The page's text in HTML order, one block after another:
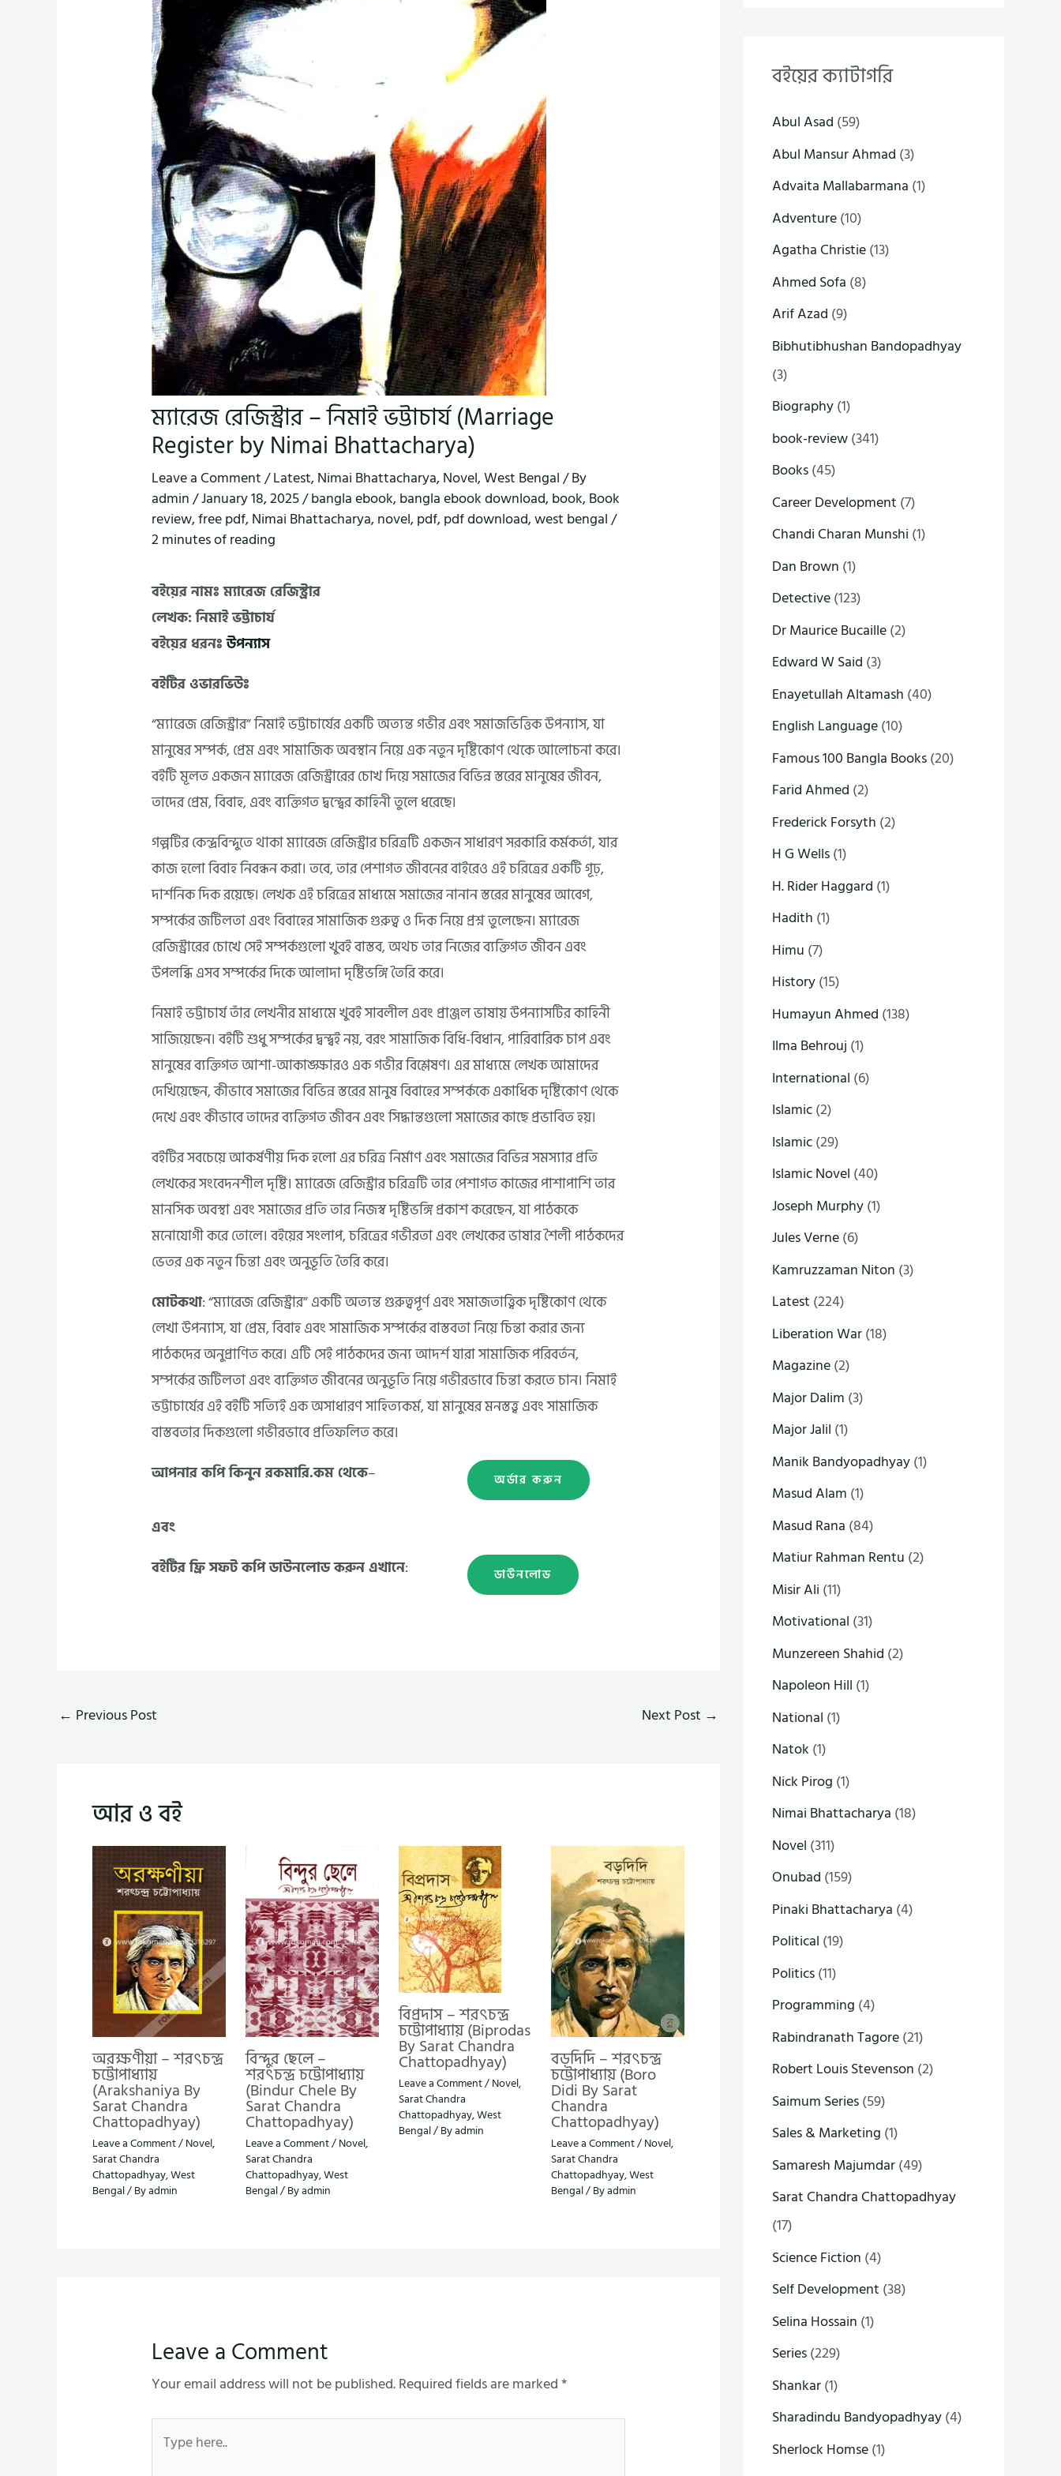
ম্যারেজ রেজিস্ট্রার – নিমাই ভট্টাচার্য (Marriage
Register by Nimai Bhattacharya)
Leave a Comment/Latest,Nimai Bhattacharya,Novel,West Bengal/ By
admin/January 18, 2025/bangla ebook,bangla ebook download,book,Book
review,free pdf,Nimai Bhattacharya,novel,pdf,pdf download,west bengal/
2 minutes of reading
বইয়ের নামঃ ম্যারেজ রেজিস্ট্রার
লেখক: নিমাই ভট্টাচার্য
বইয়ের ধরনঃউপন্যাস
বইটির ওভারভিউঃ
“ম্যারেজ রেজিস্ট্রার” নিমাই ভট্টাচার্যের একটি অত্যন্ত গভীর এবং সমাজভিত্তিক উপন্যাস, যা
মানুষের সম্পর্ক, প্রেম এবং সামাজিক অবস্থান নিয়ে এক নতুন দৃষ্টিকোণ থেকে আলোচনা করে।
বইটি মূলত একজন ম্যারেজ রেজিস্ট্রারের চোখ দিয়ে সমাজের বিভিন্ন স্তরের মানুষের জীবন,
তাদের প্রেম, বিবাহ, এবং ব্যক্তিগত দ্বন্দ্বের কাহিনী তুলে ধরেছে।
গল্পটির কেন্দ্রবিন্দুতে থাকা ম্যারেজ রেজিস্ট্রার চরিত্রটি একজন সাধারণ সরকারি কর্মকর্তা, যার
কাজ হলো বিবাহ নিবন্ধন করা। তবে, তার পেশাগত জীবনের বাইরেও এই চরিত্রের একটি গূঢ়,
দার্শনিক দিক রয়েছে। লেখক এই চরিত্রের মাধ্যমে সমাজের নানান স্তরের মানুষের আবেগ,
সম্পর্কের জটিলতা এবং বিবাহের সামাজিক গুরুত্ব ও দিক নিয়ে প্রশ্ন তুলেছেন। ম্যারেজ
রেজিস্ট্রারের চোখে সেই সম্পর্কগুলো খুবই বাস্তব, অথচ তার নিজের ব্যক্তিগত জীবন এবং
উপলব্ধি এসব সম্পর্কের দিকে আলাদা দৃষ্টিভঙ্গি তৈরি করে।
নিমাই ভট্টাচার্য তাঁর লেখনীর মাধ্যমে খুবই সাবলীল এবং প্রাঞ্জল ভাষায় উপন্যাসটির কাহিনী
সাজিয়েছেন। বইটি শুধু সম্পর্কের দ্বন্দ্বই নয়, বরং সামাজিক বিধি-বিধান, পারিবারিক চাপ এবং
মানুষের ব্যক্তিগত আশা-আকাঙ্ক্ষারও এক গভীর বিশ্লেষণ। এর মাধ্যমে লেখক আমাদের
দেখিয়েছেন, কীভাবে সমাজের বিভিন্ন স্তরের মানুষ বিবাহের সম্পর্ককে একাধিক দৃষ্টিকোণ থেকে
দেখে এবং কীভাবে তাদের ব্যক্তিগত জীবন এবং সিদ্ধান্তগুলো সমাজের কাছে প্রভাবিত হয়।
বইটির সবচেয়ে আকর্ষণীয় দিক হলো এর চরিত্র নির্মাণ এবং সমাজের বিভিন্ন সমস্যার প্রতি
লেখকের সংবেদনশীল দৃষ্টি। ম্যারেজ রেজিস্ট্রার চরিত্রটি তার পেশাগত কাজের পাশাপাশি তার
মানসিক অবস্থা এবং সমাজের প্রতি তার নিজস্ব দৃষ্টিভঙ্গি প্রকাশ করেছেন, যা পাঠককে
মনোযোগী করে তোলে। বইয়ের সংলাপ, চরিত্রের গভীরতা এবং লেখকের ভাষার শৈলী পাঠকদের
ভেতর এক নতুন চিন্তা এবং অনুভূতি তৈরি করে।
মোটকথা: “ম্যারেজ রেজিস্ট্রার” একটি অত্যন্ত গুরুত্বপূর্ণ এবং সমাজতাত্ত্বিক দৃষ্টিকোণ থেকে
লেখা উপন্যাস, যা প্রেম, বিবাহ এবং সামাজিক সম্পর্কের বাস্তবতা নিয়ে চিন্তা করার জন্য
পাঠকদের অনুপ্রাণিত করে। এটি সেই পাঠকদের জন্য আদর্শ যারা সামাজিক পরিবর্তন,
সম্পর্কের জটিলতা এবং ব্যক্তিগত জীবনের অনুভূতি নিয়ে গভীরভাবে চিন্তা করতে চান। নিমাই
ভট্টাচার্যের এই বইটি সত্যিই এক অসাধারণ সাহিত্যকর্ম, যা মানুষের মনস্তত্ত্ব এবং সামাজিক
বাস্তবতার দিকগুলো গভীরভাবে প্রতিফলিত করে।
আপনার কপি কিনুন রকমারি.কম থেকে– অর্ডার করুন
এবং
বইটির ফ্রি সফট কপি ডাউনলোড করুন এখানে: ডাউনলোড
← Previous Post Next Post →
আর ও বই
অরক্ষণীয়া – শরৎচন্দ্র
চট্টোপাধ্যায়
(Arakshaniya By
Sarat Chandra
Chattopadhyay)
Leave a Comment/Novel,
Sarat Chandra
Chattopadhyay,West
Bengal/ Byadmin
বিন্দুর ছেলে –
শরৎচন্দ্র চট্টোপাধ্যায়
(Bindur Chele By
Sarat Chandra
Chattopadhyay)
Leave a Comment/Novel,
Sarat Chandra
Chattopadhyay,West
Bengal/ Byadmin
বিপ্রদাস – শরৎচন্দ্র
চট্টোপাধ্যায় (Biprodas
By Sarat Chandra
Chattopadhyay)
Leave a Comment/Novel,
Sarat Chandra
Chattopadhyay,West
Bengal/ Byadmin
বড়দিদি – শরৎচন্দ্র
চট্টোপাধ্যায় (Boro
Didi By Sarat
Chandra
Chattopadhyay)
Leave a Comment/Novel,
Sarat Chandra
Chattopadhyay,West
Bengal/ Byadmin
Leave a Comment
Your email address will not be published.Required fields are marked*
here..
বইয়ের ক্যাটাগরি
Abul Asad (59)
Abul Mansur Ahmad (3)
Advaita Mallabarmana (1)
Adventure(10)
Agatha Christie(13)
Ahmed Sofa (8)
Arif Azad (9)
Bibhutibhushan Bandopadhyay
(3)
Biography(1)
book-review(341)
Books(45)
Career Development (7)
Chandi Charan Munshi (1)
Dan Brown (1)
Detective(123)
Dr Maurice Bucaille(2)
Edward W Said (3)
Enayetullah Altamash (40)
English Language(10)
Famous 100 Bangla Books(20)
Farid Ahmed (2)
Frederick Forsyth (2)
H G Wells(1)
H. Rider Haggard (1)
Hadith (1)
Himu (7)
History(15)
Humayun Ahmed (138)
Ilma Behrouj (1)
International (6)
Islamic(2)
Islamic(29)
Islamic Novel (40)
Joseph Murphy(1)
Jules Verne(6)
Kamruzzaman Niton (3)
Latest (224)
Liberation War(18)
Magazine(2)
Major Dalim (3)
Major Jalil (1)
Manik Bandyopadhyay(1)
Masud Alam (1)
Masud Rana (84)
Matiur Rahman Rentu (2)
Misir Ali (11)
Motivational (31)
Munzereen Shahid (2)
Napoleon Hill (1)
National (1)
Natok (1)
Nick Pirog (1)
Nimai Bhattacharya (18)
Novel (311)
Onubad (159)
Pinaki Bhattacharya (4)
Political (19)
Politics(11)
Programming (4)
Rabindranath Tagore(21)
Robert Louis Stevenson (2)
Saimum Series(59)
Sales & Marketing (1)
Samaresh Majumdar(49)
Sarat Chandra Chattopadhyay
(17)
Science Fiction (4)
Self Development (38)
Selina Hossain (1)
Series(229)
Shankar(1)
Sharadindu Bandyopadhyay(4)
Sherlock Homse(1)